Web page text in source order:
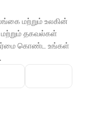
மற்றும் உலகின்
மற்றும் தகவல்கள்
கொண்ட உங்கள்